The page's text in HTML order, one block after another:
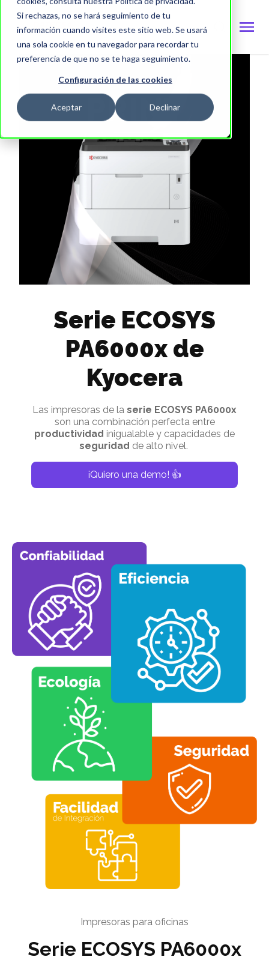
Si rechazas, no se hará seguimiento de tu
información cuando visites este sitio web. Se usará
una sola cookie en tu navegador para recordar tu
preferencia de que no se te haga seguimiento.
Configuración de las cookies
Aceptar Declinar
Serie ECOSYS
PA6000x de
Kyocera
Las impresoras de la serie ECOSYS PA6000x
son unacombinación perfecta entre
productividad inigualable y capacidades de
seguridad de alto nivel.
¡Quiero una demo! 👍
Impresoras para oficinas
Serie ECOSYS PA6000x